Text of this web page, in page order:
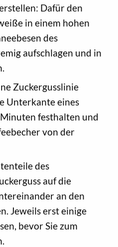
Dafür den
in einem hohen
des
aufschlagen und in
Zuckergusslinie
Unterkante eines
festhalten und
von der
des
auf die
an den
Jeweils erst einige
bevor Sie zum